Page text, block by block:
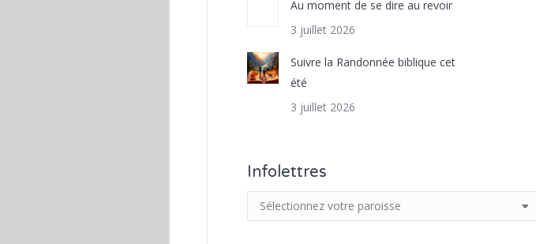
Au moment de se dire au revoir
3 juillet 2026
Suivre la Randonnée biblique cet
été
3 juillet 2026
Infolettres